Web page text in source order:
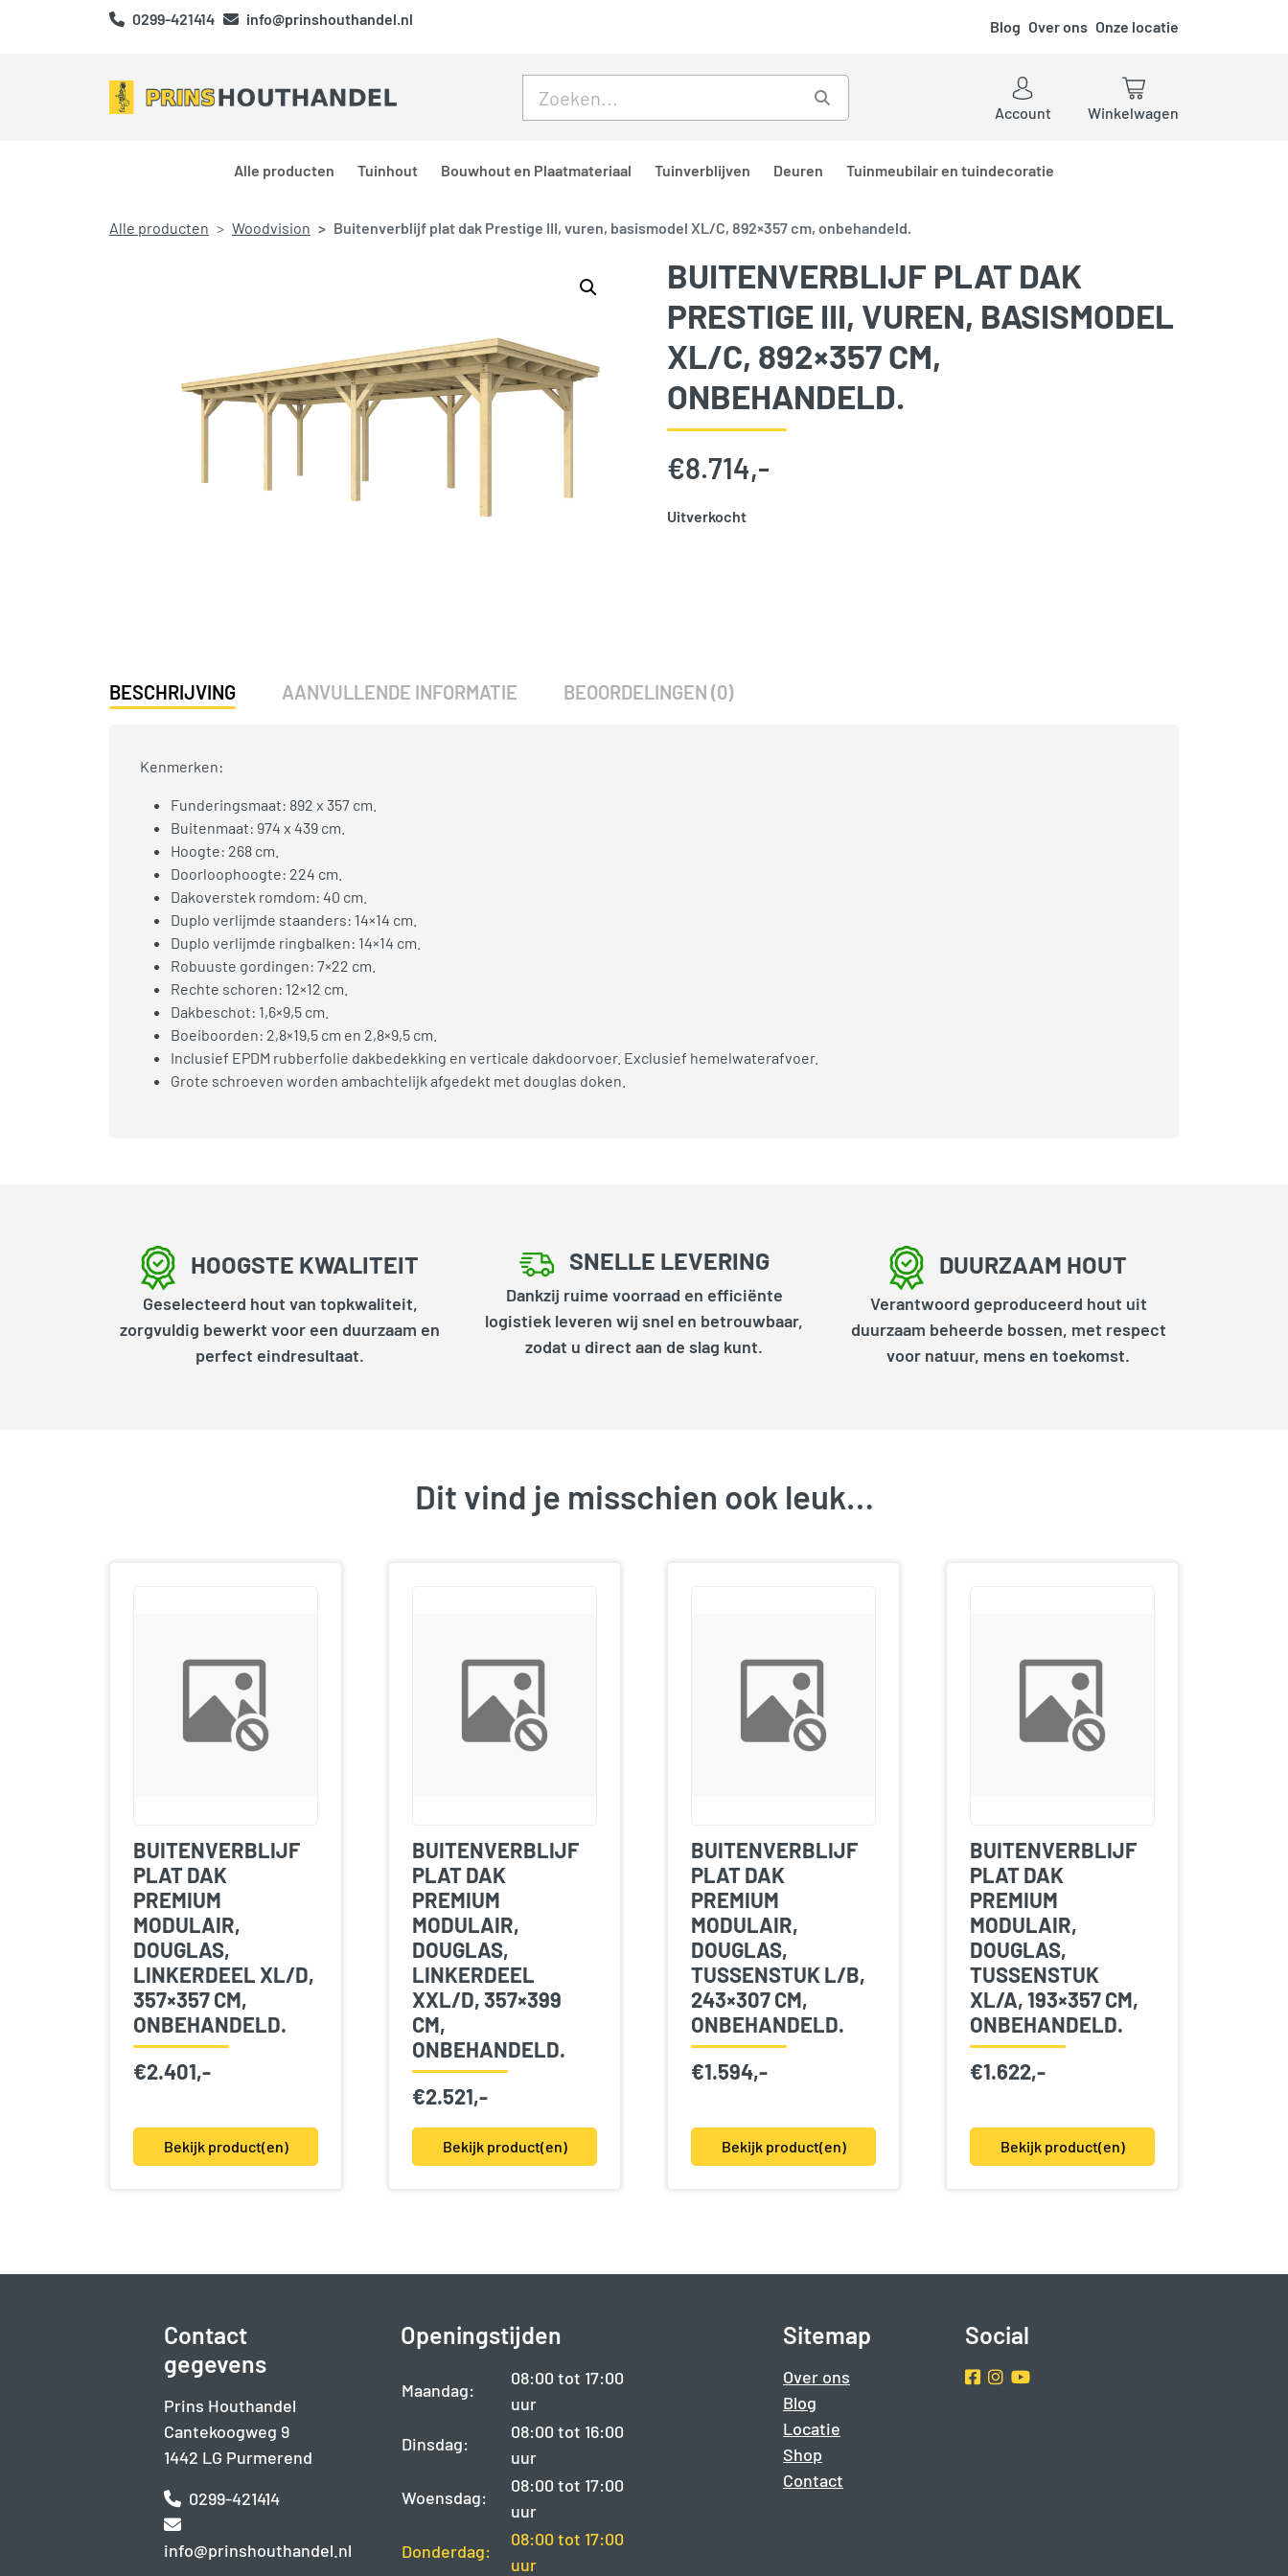
0299-421414 info@prinshouthandel.nl Blog Over ons Onze locatie
Account
Winkelwagen
Alle producten Tuinhout Bouwhout en Plaatmateriaal Tuinverblijven Deuren Tuinmeubilair en tuindecoratie
Alle producten Woodvision Buitenverblijf plat dak Prestige III, vuren, basismodel XL/C, 892×357 cm, onbehandeld.
BUITENVERBLIJF PLAT DAK
PRESTIGE III, VUREN, BASISMODEL
XL/C, 892×357 CM,
ONBEHANDELD.
€8.714,-
Uitverkocht
BESCHRIJVING AANVULLENDE INFORMATIE BEOORDELINGEN (0)
Kenmerken:
Funderingsmaat: 892 x 357 cm.
Buitenmaat: 974 x 439 cm.
Hoogte: 268 cm.
Doorloophoogte: 224 cm.
Dakoverstek romdom: 40 cm.
Duplo verlijmde staanders: 14×14 cm.
Duplo verlijmde ringbalken: 14×14 cm.
Robuuste gordingen: 7×22 cm.
Rechte schoren: 12×12 cm.
Dakbeschot: 1,6×9,5 cm.
Boeiboorden: 2,8×19,5 cm en 2,8×9,5 cm.
Inclusief EPDM rubberfolie dakbedekking en verticale dakdoorvoer. Exclusief hemelwaterafvoer.
Grote schroeven worden ambachtelijk afgedekt met douglas doken.
HOOGSTE KWALITEIT
Geselecteerd hout van topkwaliteit,
zorgvuldig bewerkt voor een duurzaam en
perfect eindresultaat.
SNELLE LEVERING
Dankzij ruime voorraad en efficiënte
logistiek leveren wij snel en betrouwbaar,
zodat u direct aan de slag kunt.
DUURZAAM HOUT
Verantwoord geproduceerd hout uit
duurzaam beheerde bossen, met respect
voor natuur, mens en toekomst.
Dit vind je misschien ook leuk…
BUITENVERBLIJF
PLAT DAK
PREMIUM
MODULAIR,
DOUGLAS,
LINKERDEEL XL/D,
357×357 CM,
ONBEHANDELD.
€2.401,-
Bekijk product(en)
BUITENVERBLIJF
PLAT DAK
PREMIUM
MODULAIR,
DOUGLAS,
LINKERDEEL
XXL/D, 357×399
CM,
ONBEHANDELD.
€2.521,-
Bekijk product(en)
BUITENVERBLIJF
PLAT DAK
PREMIUM
MODULAIR,
DOUGLAS,
TUSSENSTUK L/B,
243×307 CM,
ONBEHANDELD.
€1.594,-
Bekijk product(en)
BUITENVERBLIJF
PLAT DAK
PREMIUM
MODULAIR,
DOUGLAS,
TUSSENSTUK
XL/A, 193×357 CM,
ONBEHANDELD.
€1.622,-
Bekijk product(en)
Contact
gegevens
Prins Houthandel
Cantekoogweg 9
1442 LG Purmerend
0299-421414
info@prinshouthandel.nl
Openingstijden
Maandag:
08:00 tot 17:00
uur
Dinsdag:
08:00 tot 16:00
uur
Woensdag:
08:00 tot 17:00
uur
Donderdag:
08:00 tot 17:00
uur
Sitemap
Over ons
Blog
Locatie
Shop
Contact
Social
Facebook
Instragram
Youtube